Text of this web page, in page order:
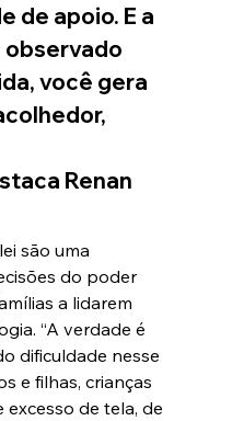
de apoio. E a
você gera
Renan
são uma
do poder
a lidarem
“A verdade é
dificuldade nesse
e filhas, crianças
excesso de tela, de